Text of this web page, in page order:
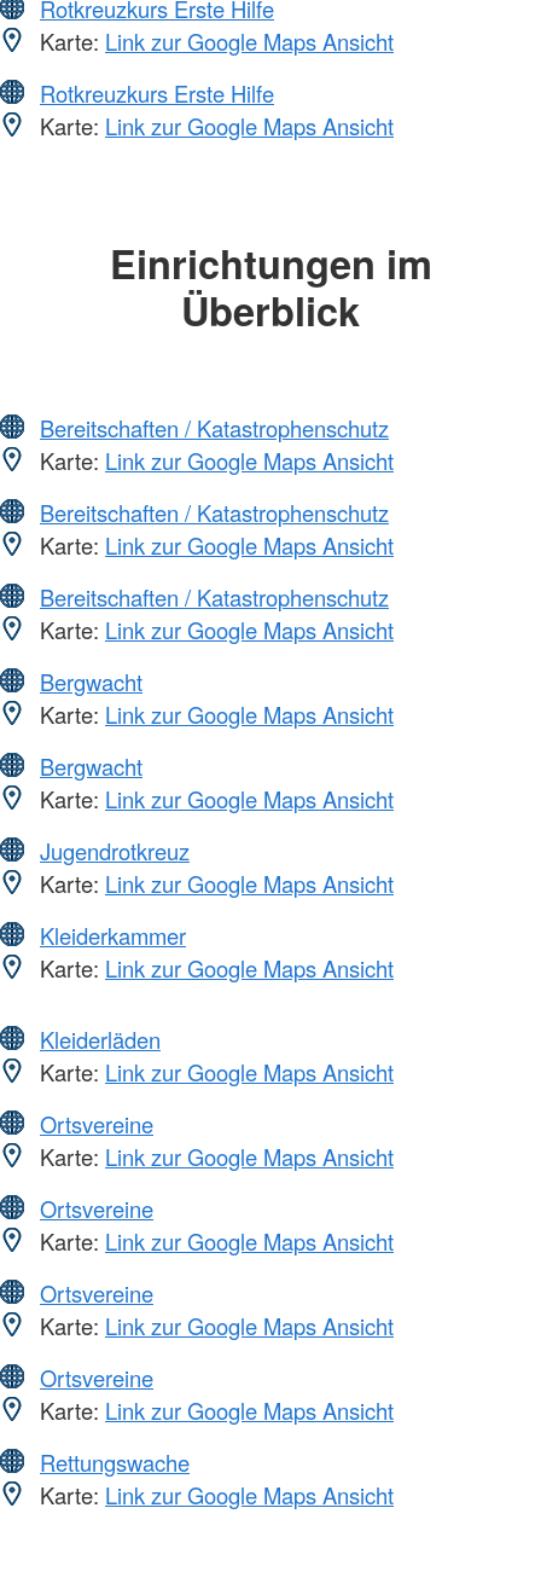
Rotkreuzkurs Erste Hilfe
Karte: Link zur Google Maps Ansicht
Rotkreuzkurs Erste Hilfe
Karte: Link zur Google Maps Ansicht
Einrichtungen im
Überblick
Bereitschaften / Katastrophenschutz
Karte: Link zur Google Maps Ansicht
Bereitschaften / Katastrophenschutz
Karte: Link zur Google Maps Ansicht
Bereitschaften / Katastrophenschutz
Karte: Link zur Google Maps Ansicht
Bergwacht
Karte: Link zur Google Maps Ansicht
Bergwacht
Karte: Link zur Google Maps Ansicht
Jugendrotkreuz
Karte: Link zur Google Maps Ansicht
Kleiderkammer
Karte: Link zur Google Maps Ansicht
Kleiderläden
Karte: Link zur Google Maps Ansicht
Ortsvereine
Karte: Link zur Google Maps Ansicht
Ortsvereine
Karte: Link zur Google Maps Ansicht
Ortsvereine
Karte: Link zur Google Maps Ansicht
Ortsvereine
Karte: Link zur Google Maps Ansicht
Rettungswache
Karte: Link zur Google Maps Ansicht